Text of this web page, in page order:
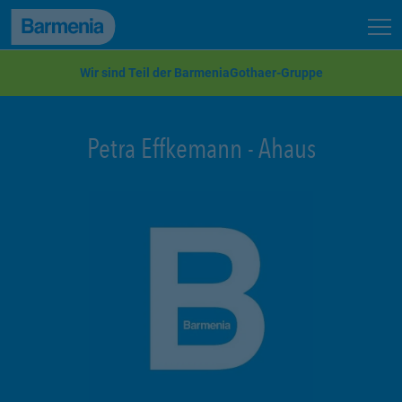
zum Seiteninhalt
Back to top
Wir sind Teil der BarmeniaGothaer-Gruppe
Petra Effkemann -Ahaus